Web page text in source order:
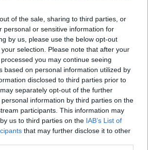
of the sale, sharing to third parties, or
personal or sensitive information for
by us, please use the below opt-out
selection. Please note that after your
you may continue seeing
based on personal information utilized by
disclosed to third parties prior to
separately opt-out of the further
information by third parties on the
participants. This information may
us to third parties on the IAB’s List of
that may further disclose it to other
Due macchie di sangue sul
telefono a casa Poggi. Cambia
la dinamica dell'aggressione a
Chiara?